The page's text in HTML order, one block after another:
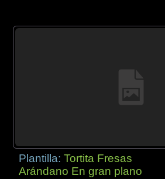
Plantilla:Tortita Fresas
Arándano En gran plano